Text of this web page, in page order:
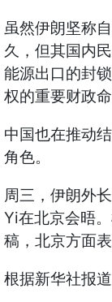
虽然伊朗坚称
久，但其国内
能源出口的封
权的重要财政命
中国也在推动
角色。
周三，伊朗外长
Yi在北京会晤
稿，北京方面
根据新华社报